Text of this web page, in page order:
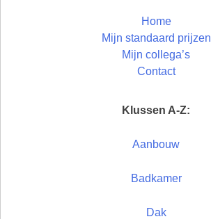
Home
Mijn standaard prijzen
Mijn collega’s
Contact
Klussen A-Z:
Aanbouw
Badkamer
Dak